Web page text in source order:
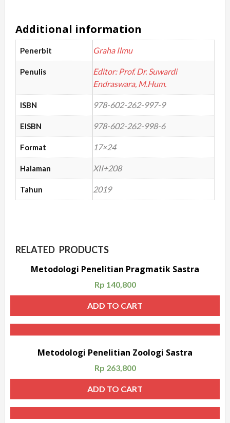
Additional information
Penerbit Graha Ilmu
Penulis
Editor: Prof. Dr. Suwardi
Endraswara, M.Hum.
ISBN 978-602-262-997-9
EISBN 978-602-262-998-6
Format 17×24
Halaman XII+208
Tahun 2019
RELATED PRODUCTS
Metodologi Penelitian Pragmatik Sastra
Rp 140,800
ADD TO CART
Metodologi Penelitian Zoologi Sastra
Rp 263,800
ADD TO CART